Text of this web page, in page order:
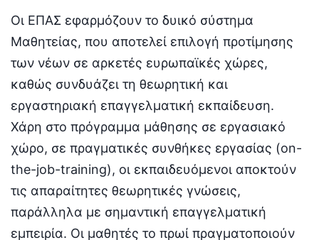
Οι ΕΠΑΣ εφαρμόζουν το δυικό σύστημα
Μαθητείας, που αποτελεί επιλογή προτίμησης
των νέων σε αρκετές ευρωπαϊκές χώρες,
καθώς συνδυάζει τη θεωρητική και
εργαστηριακή επαγγελματική εκπαίδευση.
Χάρη στο πρόγραμμα μάθησης σε εργασιακό
χώρο, σε πραγματικές συνθήκες εργασίας (on-
the-job-training), οι εκπαιδευόμενοι αποκτούν
τις απαραίτητες θεωρητικές γνώσεις,
παράλληλα με σημαντική επαγγελματική
εμπειρία. Οι μαθητές το πρωί πραγματοποιούν